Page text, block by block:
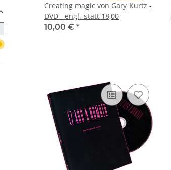
Creating magic von Gary Kurtz -
DVD - engl.-statt 18,00
10,00 € *